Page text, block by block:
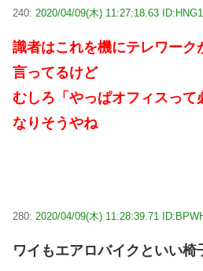
240: 2020/04/09(木) 11:27:18.63
識者はこれを機にテレワーク
言ってるけど
むしろ「やっぱオフィスって
なりそうやね
280: 2020/04/09(木) 11:28:39.71
ワイもエアロバイクといい椅